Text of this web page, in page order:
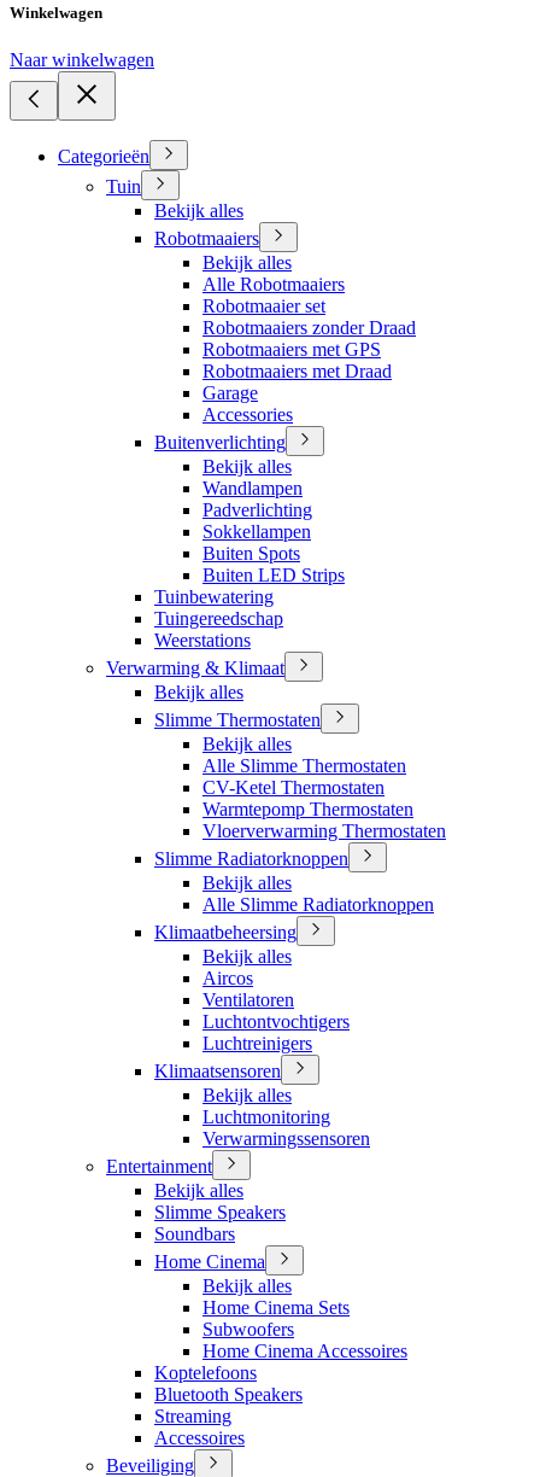
Winkelwagen
Naar winkelwagen
Categorieën
Tuin
Bekijk alles
Robotmaaiers
Bekijk alles
Alle Robotmaaiers
Robotmaaier set
Robotmaaiers zonder Draad
Robotmaaiers met GPS
Robotmaaiers met Draad
Garage
Accessories
Buitenverlichting
Bekijk alles
Wandlampen
Padverlichting
Sokkellampen
Buiten Spots
Buiten LED Strips
Tuinbewatering
Tuingereedschap
Weerstations
Verwarming & Klimaat
Bekijk alles
Slimme Thermostaten
Bekijk alles
Alle Slimme Thermostaten
CV-Ketel Thermostaten
Warmtepomp Thermostaten
Vloerverwarming Thermostaten
Slimme Radiatorknoppen
Bekijk alles
Alle Slimme Radiatorknoppen
Klimaatbeheersing
Bekijk alles
Aircos
Ventilatoren
Luchtontvochtigers
Luchtreinigers
Klimaatsensoren
Bekijk alles
Luchtmonitoring
Verwarmingssensoren
Entertainment
Bekijk alles
Slimme Speakers
Soundbars
Home Cinema
Bekijk alles
Home Cinema Sets
Subwoofers
Home Cinema Accessoires
Koptelefoons
Bluetooth Speakers
Streaming
Accessoires
Beveiliging